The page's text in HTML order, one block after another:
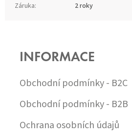
Záruka:
2 roky
INFORMACE
Obchodní podmínky - B2C
Obchodní podmínky - B2B
Ochrana osobních údajů